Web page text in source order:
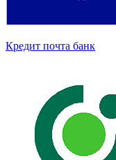
Кредит почта банк